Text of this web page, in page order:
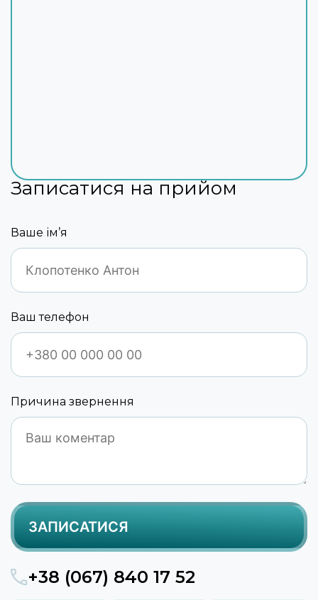
Записатися на прийом
Ваше ім’я
Ваш телефон
Причина звернення
+38 (067) 840 17 52